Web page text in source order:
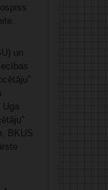
un
BKUS